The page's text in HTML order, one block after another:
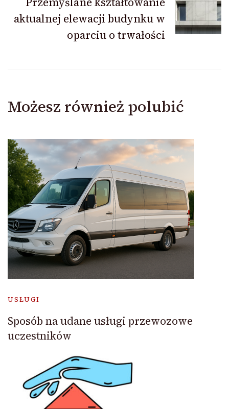
aktualnej elewacji budynku w
oparciu o trwałości
Możesz również polubić
USŁUGI
Sposób na udane usługi przewozowe
uczestników